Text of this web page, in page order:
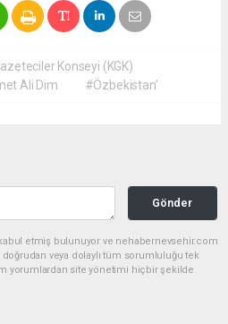
Konseyi (KGK)
Ali Dim
#Özbekistan’
Gönder
kabul etmiş bulunuyor ve nehabernevsehir.com
doğrudan veya dolaylı tüm sorumluluğu tek
yorumlardan site yönetimi hiçbir şekilde